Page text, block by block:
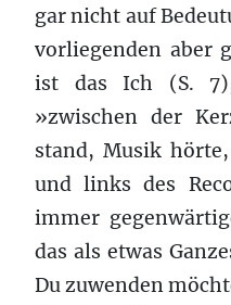
gar nicht auf
vorliegenden aber
ist das Ich (S.
»zwischen der
stand, Musik
und links des
immer
das als etwas
Du zuwenden